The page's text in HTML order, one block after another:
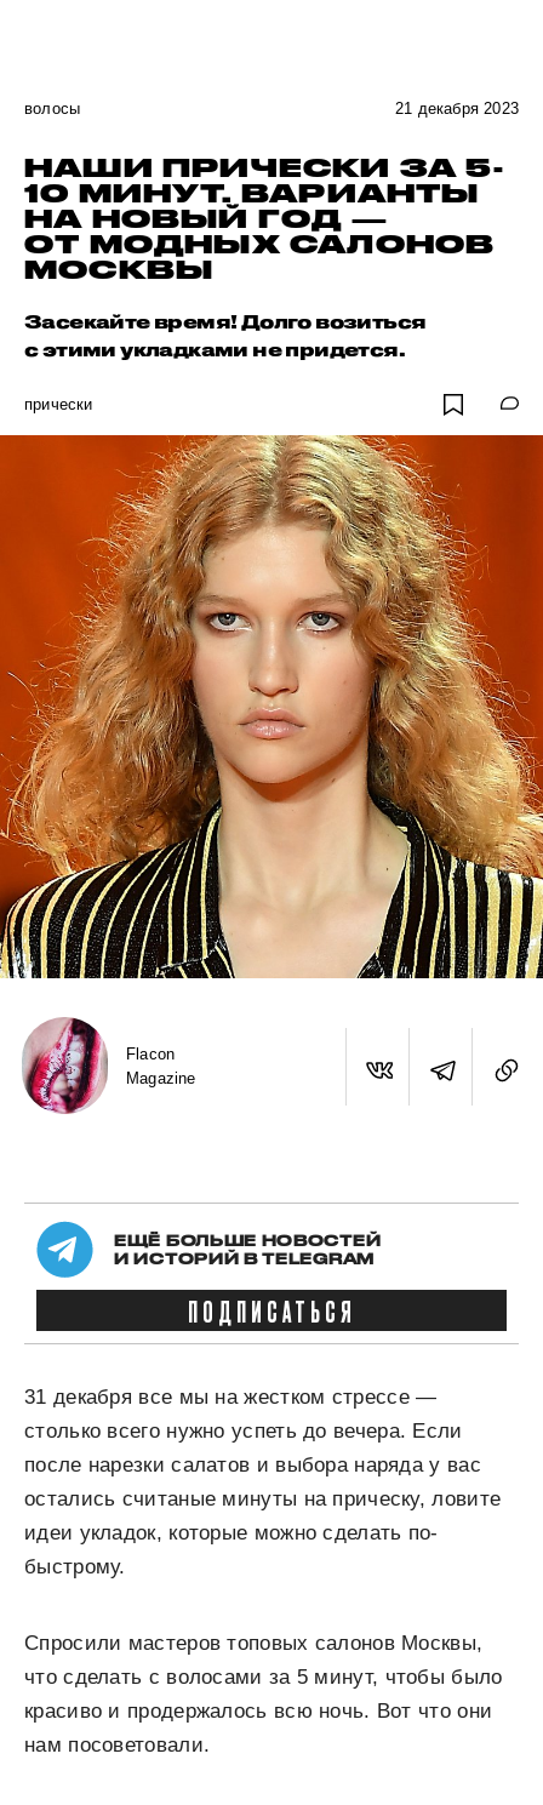
волосы 21 декабря 2023
НАШИ ПРИЧЕСКИ ЗА 5-
10 МИНУТ. ВАРИАНТЫ
НА НОВЫЙ ГОД —
ОТ МОДНЫХ САЛОНОВ
МОСКВЫ
Засекайте время! Долго возиться
с этими укладками не придется.
прически
Flacon
Magazine
ЕЩЁ БОЛЬШЕ НОВОСТЕЙ
И ИСТОРИЙ В TELEGRAM
ПОДПИСАТЬСЯ
31 декабря все мы на жестком стрессе —
столько всего нужно успеть до вечера. Если
после нарезки салатов и выбора наряда у вас
остались считаные минуты на прическу, ловите
идеи укладок, которые можно сделать по-
быстрому.
Спросили мастеров топовых салонов Москвы,
что сделать с волосами за 5 минут, чтобы было
красиво и продержалось всю ночь. Вот что они
нам посоветовали.